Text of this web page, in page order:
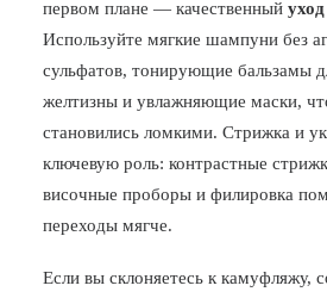
первом плане — качественный
Используйте мягкие шампуни без
сульфатов, тонирующие бальзамы
желтизны и увлажняющие маски,
становились ломкими. Стрижка и
ключевую роль: контрастные
височные проборы и филировка
переходы мягче.
Если вы склоняетесь к камуфляжу,